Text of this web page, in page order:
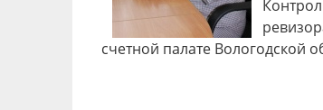
счетной палате Вологодской